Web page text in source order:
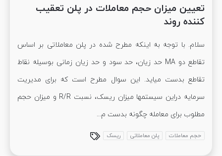
تعیین میزان حجم معاملات در پلن تعقیب
کننده روند
سلام. با توجه به اینکه مطرح شده در پلن معاملاتی بر اساس
تقاطع دو MA حد زیان، حد سود و حد زیان زمانی بوسیله نقاط
تقاطع بدست میاید. این سوال مطرح است که برای مدیریت
سرمایه دراین سیستمها میزان ریسک، نسبت R/R و میزان حجم
مطلوب برای معامله چگونه بدست م...
حجم معاملات پلن معاملاتی ریسک